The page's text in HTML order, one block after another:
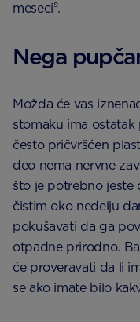
meseci⁹.
Nega
Možda će vas
stomaku ima
često pričvršćen
deo nema nervne
što je potrebno jeste
čistim oko nedelju
pokušavati da ga
otpadne prirodno.
će proveravati da li
se ako imate bilo